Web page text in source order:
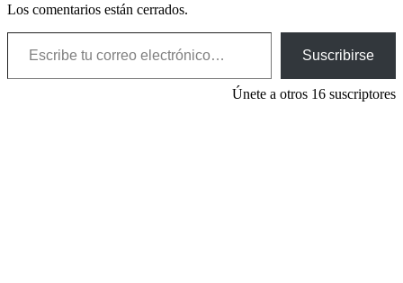
Los comentarios están cerrados.
Escribe tu correo electrónico…
Suscribirse
Únete a otros 16 suscriptores